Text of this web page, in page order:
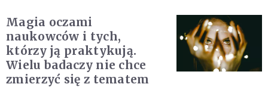
Magia oczami
naukowców i tych,
którzy ją praktykują.
Wielu badaczy nie chce
zmierzyć się z tematem